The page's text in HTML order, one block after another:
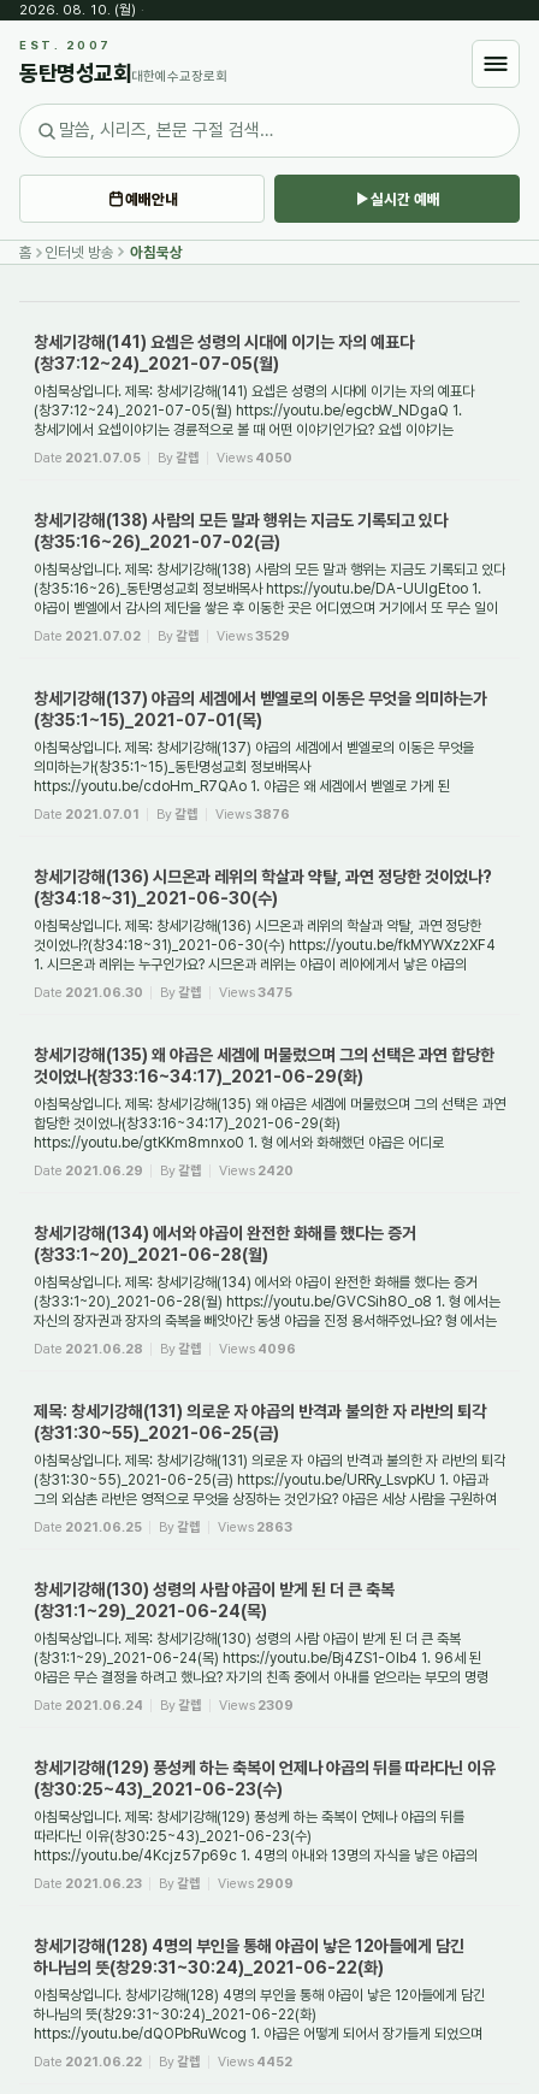
2026. 08. 10. (월) ·
EST. 2007
동탄명성교회 대한예수교장로회
예배안내 실시간 예배
홈 인터넷 방송 아침묵상
창세기강해(141) 요셉은 성령의 시대에 이기는 자의 예표다
(창37:12~24)_2021-07-05(월)
아침묵상입니다. 제목: 창세기강해(141) 요셉은 성령의 시대에 이기는 자의 예표다
(창37:12~24)_2021-07-05(월) https://youtu.be/egcbW_NDgaQ 1.
창세기에서 요셉이야기는 경륜적으로 볼 때 어떤 이야기인가요? 요셉 이야기는
창세기에서 맨 마지막 부분에 나...
Date 2021.07.05 By갈렙 Views 4050
창세기강해(138) 사람의 모든 말과 행위는 지금도 기록되고 있다
(창35:16~26)_2021-07-02(금)
아침묵상입니다. 제목: 창세기강해(138) 사람의 모든 말과 행위는 지금도 기록되고 있다
(창35:16~26)_동탄명성교회 정보배목사 https://youtu.be/DA-UUIgEtoo 1.
야곱이 벧엘에서 감사의 제단을 쌓은 후 이동한 곳은 어디였으며 거기에서 또 무슨 일이
일어났...
Date 2021.07.02 By갈렙 Views3529
창세기강해(137) 야곱의 세겜에서 벧엘로의 이동은 무엇을 의미하는가
(창35:1~15)_2021-07-01(목)
아침묵상입니다. 제목: 창세기강해(137) 야곱의 세겜에서 벧엘로의 이동은 무엇을
의미하는가(창35:1~15)_동탄명성교회 정보배목사
https://youtu.be/cdoHm_R7QAo 1. 야곱은 왜 세겜에서 벧엘로 가게 된
것인가요? 밧단아람에서 돌아온 야곱은 세겜에서 자신의...
Date 2021.07.01 By갈렙 Views3876
창세기강해(136) 시므온과 레위의 학살과 약탈, 과연 정당한 것이었나?
(창34:18~31)_2021-06-30(수)
아침묵상입니다. 제목: 창세기강해(136) 시므온과 레위의 학살과 약탈, 과연 정당한
것이었나?(창34:18~31)_2021-06-30(수) https://youtu.be/fkMYWXz2XF4
1. 시므온과 레위는 누구인가요? 시므온과 레위는 야곱이 레아에게서 낳은 야곱의
둘째아들과 셋째아들...
Date 2021.06.30 By갈렙 Views3475
창세기강해(135) 왜 야곱은 세겜에 머물렀으며 그의 선택은 과연 합당한
것이었나(창33:16~34:17)_2021-06-29(화)
아침묵상입니다. 제목: 창세기강해(135) 왜 야곱은 세겜에 머물렀으며 그의 선택은 과연
합당한 것이었나(창33:16~34:17)_2021-06-29(화)
https://youtu.be/gtKKm8mnxo0 1. 형 에서와 화해했던 야곱은 어디로
이동했나요? 형 에서와 화해했던 야곱은 숙곳을 지...
Date 2021.06.29 By갈렙 Views 2420
창세기강해(134) 에서와 야곱이 완전한 화해를 했다는 증거
(창33:1~20)_2021-06-28(월)
아침묵상입니다. 제목: 창세기강해(134) 에서와 야곱이 완전한 화해를 했다는 증거
(창33:1~20)_2021-06-28(월) https://youtu.be/GVCSih8O_o8 1. 형 에서는
자신의 장자권과 장자의 축복을 빼앗아간 동생 야곱을 진정 용서해주었나요? 형 에서는
동생을 만나기...
Date 2021.06.28 By갈렙 Views 4096
제목: 창세기강해(131) 의로운 자 야곱의 반격과 불의한 자 라반의 퇴각
(창31:30~55)_2021-06-25(금)
아침묵상입니다. 제목: 창세기강해(131) 의로운 자 야곱의 반격과 불의한 자 라반의 퇴각
(창31:30~55)_2021-06-25(금) https://youtu.be/URRy_LsvpKU 1. 야곱과
그의 외삼촌 라반은 영적으로 무엇을 상징하는 것인가요? 야곱은 세상 사람을 구원하여
교회를 세...
Date 2021.06.25 By갈렙 Views 2863
창세기강해(130) 성령의 사람 야곱이 받게 된 더 큰 축복
(창31:1~29)_2021-06-24(목)
아침묵상입니다. 제목: 창세기강해(130) 성령의 사람 야곱이 받게 된 더 큰 축복
(창31:1~29)_2021-06-24(목) https://youtu.be/Bj4ZS1-Olb4 1. 96세 된
야곱은 무슨 결정을 하려고 했나요? 자기의 친족 중에서 아내를 얻으라는 부모의 명령
때문만이 아니라 자...
Date 2021.06.24 By갈렙 Views 2309
창세기강해(129) 풍성케 하는 축복이 언제나 야곱의 뒤를 따라다닌 이유
(창30:25~43)_2021-06-23(수)
아침묵상입니다. 제목: 창세기강해(129) 풍성케 하는 축복이 언제나 야곱의 뒤를
따라다닌 이유(창30:25~43)_2021-06-23(수)
https://youtu.be/4Kcjz57p69c 1. 4명의 아내와 13명의 자식을 낳은 야곱의
두번째 과제는 무엇이었나요? 야곱은 13년동안에(84세~96...
Date 2021.06.23 By갈렙 Views 2909
창세기강해(128) 4명의 부인을 통해 야곱이 낳은 12아들에게 담긴
하나님의 뜻(창29:31~30:24)_2021-06-22(화)
아침묵상입니다. 창세기강해(128) 4명의 부인을 통해 야곱이 낳은 12아들에게 담긴
하나님의 뜻(창29:31~30:24)_2021-06-22(화)
https://youtu.be/dQOPbRuWcog 1. 야곱은 어떻게 되어서 장가들게 되었으며
아들들을 낳게 된 것일까요? 야곱이 외삼촌 라반의 집...
Date 2021.06.22 By갈렙 Views 4452
Sketchbook5, 스케치북5
Sketchbook5, 스케치북5